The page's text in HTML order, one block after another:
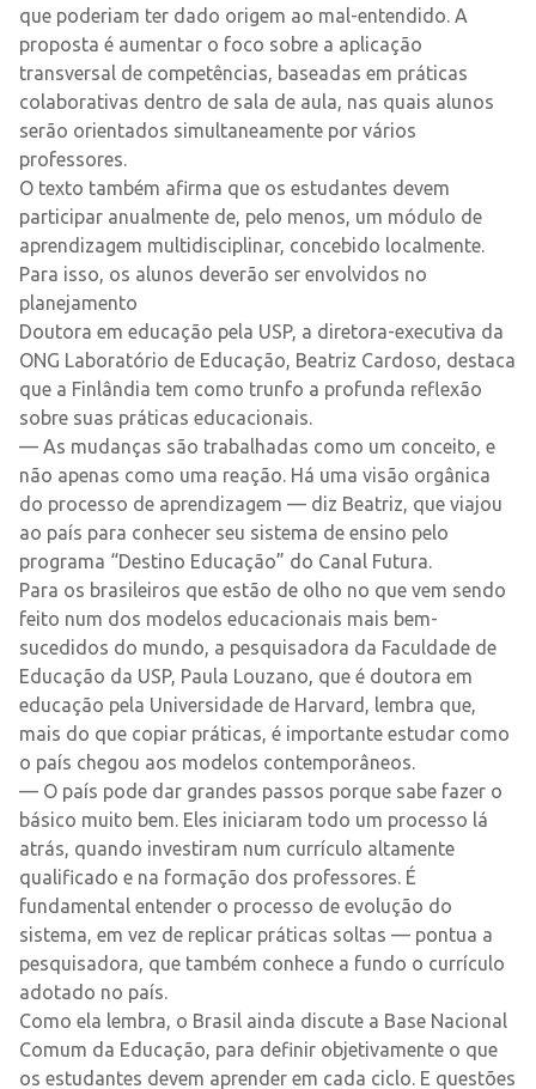
que poderiam ter dado origem ao mal-entendido. A
proposta é aumentar o foco sobre a aplicação
transversal de competências, baseadas em práticas
colaborativas dentro de sala de aula, nas quais alunos
serão orientados simultaneamente por vários
professores.
O texto também afirma que os estudantes devem
participar anualmente de, pelo menos, um módulo de
aprendizagem multidisciplinar, concebido localmente.
Para isso, os alunos deverão ser envolvidos no
planejamento
Doutora em educação pela USP, a diretora-executiva da
ONG Laboratório de Educação, Beatriz Cardoso, destaca
que a Finlândia tem como trunfo a profunda reflexão
sobre suas práticas educacionais.
— As mudanças são trabalhadas como um conceito, e
não apenas como uma reação. Há uma visão orgânica
do processo de aprendizagem — diz Beatriz, que viajou
ao país para conhecer seu sistema de ensino pelo
programa “Destino Educação” do Canal Futura.
Para os brasileiros que estão de olho no que vem sendo
feito num dos modelos educacionais mais bem-
sucedidos do mundo, a pesquisadora da Faculdade de
Educação da USP, Paula Louzano, que é doutora em
educação pela Universidade de Harvard, lembra que,
mais do que copiar práticas, é importante estudar como
o país chegou aos modelos contemporâneos.
— O país pode dar grandes passos porque sabe fazer o
básico muito bem. Eles iniciaram todo um processo lá
atrás, quando investiram num currículo altamente
qualificado e na formação dos professores. É
fundamental entender o processo de evolução do
sistema, em vez de replicar práticas soltas — pontua a
pesquisadora, que também conhece a fundo o currículo
adotado no país.
Como ela lembra, o Brasil ainda discute a Base Nacional
Comum da Educação, para definir objetivamente o que
os estudantes devem aprender em cada ciclo. E questões